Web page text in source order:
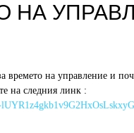
НА
на управление и
на следния линк :